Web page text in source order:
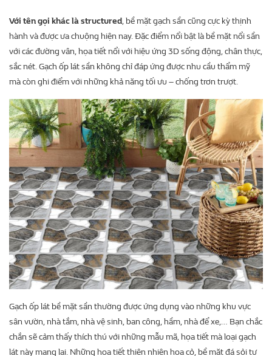
Với tên gọi khác là structured, bề mặt gạch sần cũng cực kỳ thịnh
hành và được ưa chuộng hiện nay. Đặc điểm nổi bật là bề mặt nổi sần
với các đường vân, họa tiết nổi với hiệu ứng 3D sống động, chân thực,
sắc nét. Gạch ốp lát sần không chỉ đáp ứng được nhu cầu thẩm mỹ
mà còn ghi điểm với những khả năng tối ưu – chống trơn trượt.
Gạch ốp lát bề mặt sần thường được ứng dụng vào những khu vực
sân vườn, nhà tắm, nhà vệ sinh, ban công, hầm, nhà để xe,… Bạn chắc
chắn sẽ cảm thấy thích thú với những mẫu mã, họa tiết mà loại gạch
lát này mang lại. Những họa tiết thiên nhiên hoa cỏ, bề mặt đá sỏi tự